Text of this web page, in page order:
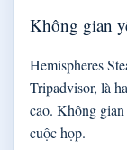
Không gian
Hemispheres
Tripadvisor, là
cao. Không
cuộc họp.